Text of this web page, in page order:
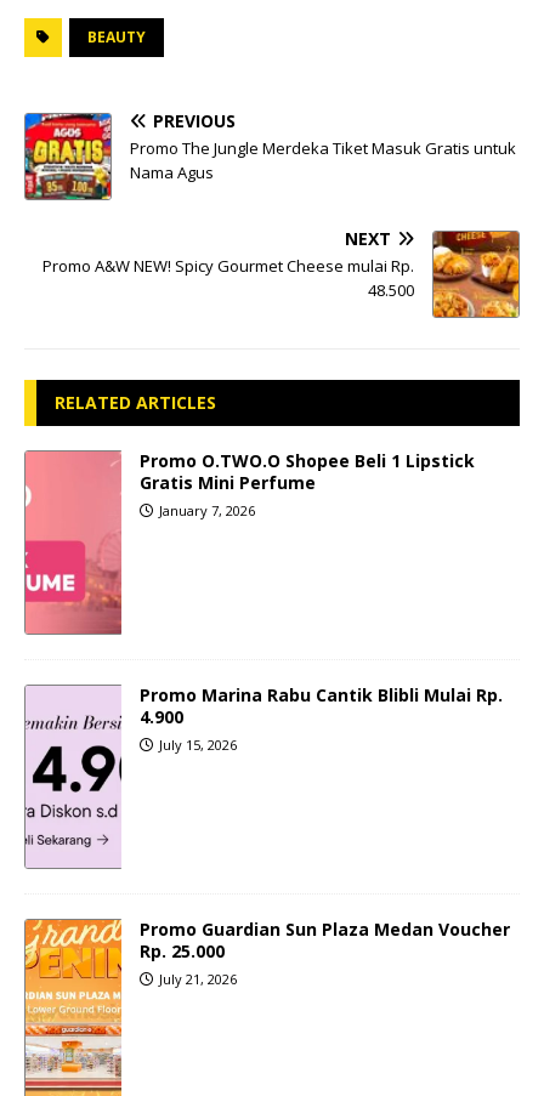
BEAUTY
PREVIOUS
Promo The Jungle Merdeka Tiket Masuk Gratis untuk
Nama Agus
NEXT
Promo A&W NEW! Spicy Gourmet Cheese mulai Rp.
48.500
RELATED ARTICLES
Promo O.TWO.O Shopee Beli 1 Lipstick
Gratis Mini Perfume
January 7, 2026
Promo Marina Rabu Cantik Blibli Mulai Rp.
4.900
July 15, 2026
Promo Guardian Sun Plaza Medan Voucher
Rp. 25.000
July 21, 2026